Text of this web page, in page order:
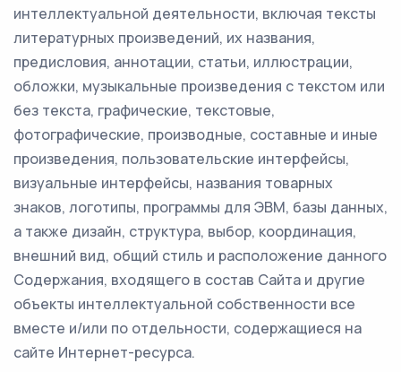
интеллектуальной деятельности, включая тексты
литературных произведений, их названия,
предисловия, аннотации, статьи, иллюстрации,
обложки, музыкальные произведения с текстом или
без текста, графические, текстовые,
фотографические, производные, составные и иные
произведения, пользовательские интерфейсы,
визуальные интерфейсы, названия товарных
знаков, логотипы, программы для ЭВМ, базы данных,
а также дизайн, структура, выбор, координация,
внешний вид, общий стиль и расположение данного
Содержания, входящего в состав Сайта и другие
объекты интеллектуальной собственности все
вместе и/или по отдельности, содержащиеся на
сайте Интернет-ресурса.